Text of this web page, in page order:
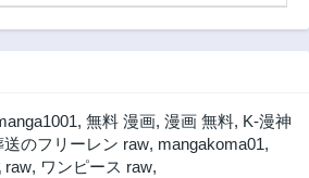
, 無料 漫画, 漫画 無料, K-漫神
送のフリーレン raw, mangakoma01,
raw, ワンピース raw,